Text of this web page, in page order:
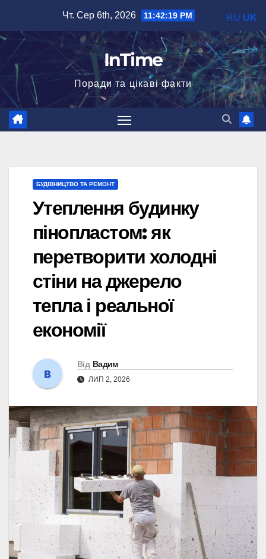
вмісту
Чт. Сер 6th, 2026 11:42:20 PM
InTime
Поради та цікаві факти
БУДІВНИЦТВО ТА РЕМОНТ
Утеплення будинку
пінопластом: як
перетворити холодні
стіни на джерело
тепла і реальної
економії
Від Вадим
ЛИП 2, 2026
RU UK